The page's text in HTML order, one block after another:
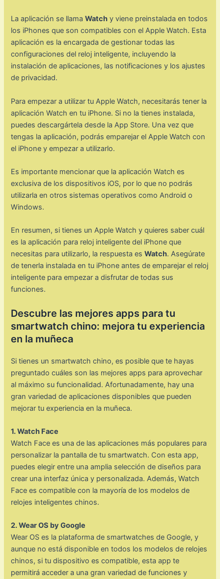
La aplicación se llamaWatch y viene preinstalada en todos
los iPhones que son compatibles con el Apple Watch. Esta
aplicación es la encargada de gestionar todas las
configuraciones del reloj inteligente, incluyendo la
instalación de aplicaciones, las notificaciones y los ajustes
de privacidad.
Para empezar a utilizar tu Apple Watch, necesitarás tener la
aplicación Watch en tu iPhone. Si no la tienes instalada,
puedes descargártela desde la App Store. Una vez que
tengas la aplicación, podrás emparejar el Apple Watch con
el iPhone y empezar a utilizarlo.
Es importante mencionar que la aplicación Watch es
exclusiva de los dispositivos iOS, por lo que no podrás
utilizarla en otros sistemas operativos como Android o
Windows.
En resumen, si tienes un Apple Watch y quieres saber cuál
es la aplicación para reloj inteligente del iPhone que
necesitas para utilizarlo, la respuesta esWatch. Asegúrate
de tenerla instalada en tu iPhone antes de emparejar el reloj
inteligente para empezar a disfrutar de todas sus
funciones.
Descubre las mejores apps para tu
smartwatch chino: mejora tu experiencia
en la muñeca
Si tienes un smartwatch chino, es posible que te hayas
preguntado cuáles son las mejores apps para aprovechar
al máximo su funcionalidad. Afortunadamente, hay una
gran variedad de aplicaciones disponibles que pueden
mejorar tu experiencia en la muñeca.
1. Watch Face
Watch Face es una de las aplicaciones más populares para
personalizar la pantalla de tu smartwatch. Con esta app,
puedes elegir entre una amplia selección de diseños para
crear una interfaz única y personalizada. Además, Watch
Face es compatible con la mayoría de los modelos de
relojes inteligentes chinos.
2. Wear OS by Google
Wear OS es la plataforma de smartwatches de Google, y
aunque no está disponible en todos los modelos de relojes
chinos, si tu dispositivo es compatible, esta app te
permitirá acceder a una gran variedad de funciones y